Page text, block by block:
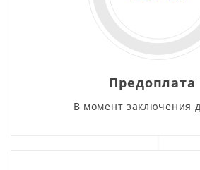
Предоплата
В момент заключения